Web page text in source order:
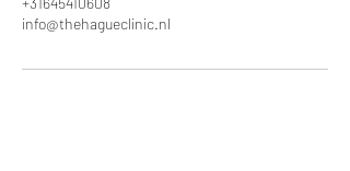
info@thehagueclinic.nl